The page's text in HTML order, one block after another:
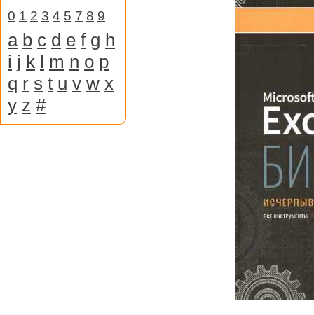
0 1 2 3 4 5 7 8 9
a b c d e f g h
i j k l m n o p
q r s t u v w x
y z #